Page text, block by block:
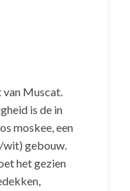
van Muscat.
is de in
moskee, een
wit) gebouw.
het gezien